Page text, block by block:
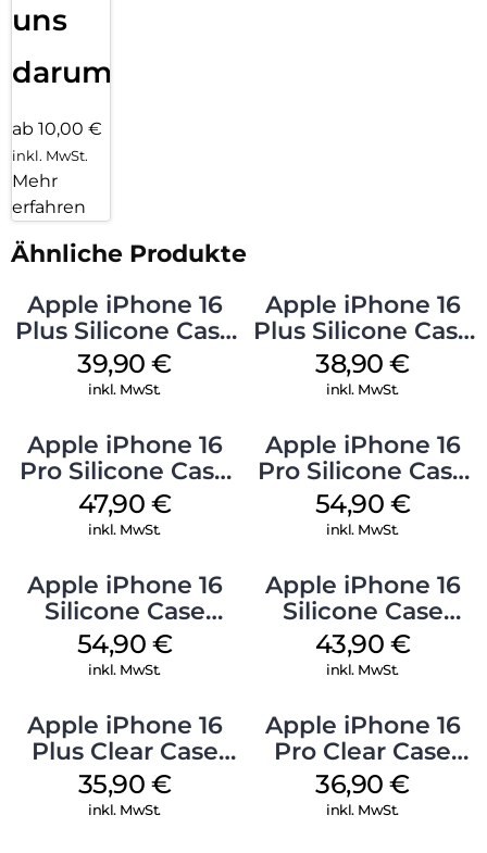
uns
darum!
ab 10,00 €
inkl. MwSt.
Mehr
erfahren
Ähnliche Produkte
Apple iPhone 16
Plus Silicone Case
MagSafe Plum
39,90€
inkl. MwSt.
Apple iPhone 16
Plus Silicone Case
MagSafe Denim
38,90€
inkl. MwSt.
Apple iPhone 16
Pro Silicone Case
MagSafe Denim
47,90 €
inkl. MwSt.
Apple iPhone 16
Pro Silicone Case
MagSafe Black
54,90 €
inkl. MwSt.
Apple iPhone 16
Silicone Case
MagSafe Lake
Green
54,90 €
inkl. MwSt.
Apple iPhone 16
Silicone Case
MagSafe Plum
43,90 €
inkl. MwSt.
Apple iPhone 16
Plus Clear Case
MagSafe
Transparent
35,90 €
inkl. MwSt.
Apple iPhone 16
Pro Clear Case
MagSafe
Transparent
36,90€
inkl. MwSt.